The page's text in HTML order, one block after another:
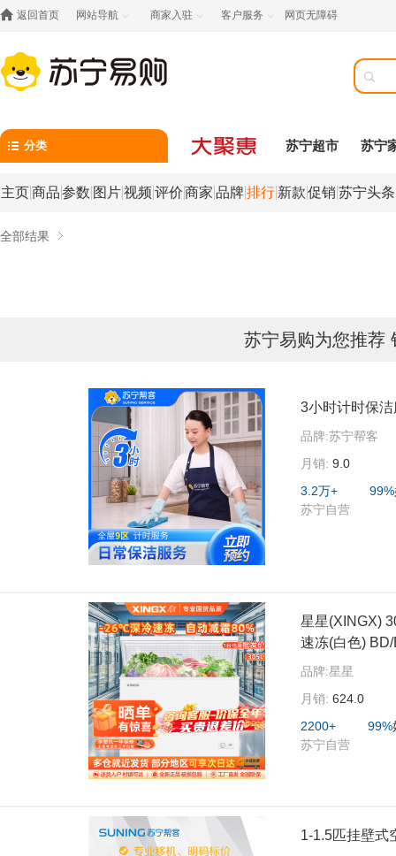
 返回首页 网站导航  商家入驻  客户服务  网页无障碍

分类 苏宁超市 苏宁
主页商品参数 图片视频 评价商家 品牌排行 新款促销 苏宁头条
全部结果
苏宁易购为您推荐
3小时计时保
品牌:苏宁帮客
月销: 9.0
3.2万+
99%
苏宁自营
星星(XINGX)
速冻(白色)
品牌:星星
月销: 624.0
2200+
99%
苏宁自营
1-1.5匹挂壁式